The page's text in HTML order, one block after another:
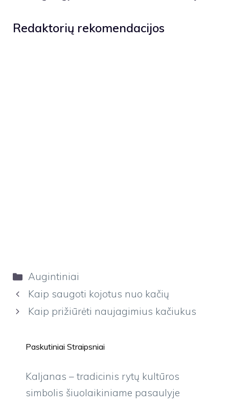
Redaktorių rekomendacijos
Kategorijos
Augintiniai
Kaip saugoti kojotus nuo kačių
Kaip prižiūrėti naujagimius kačiukus
Paskutiniai Straipsniai
Kaljanas – tradicinis rytų kultūros
simbolis šiuolaikiniame pasaulyje